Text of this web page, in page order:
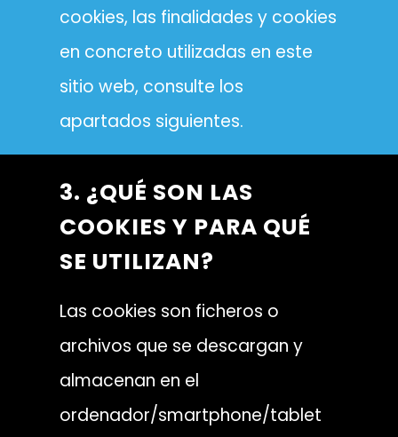
cookies, las finalidades y cookies
en concreto utilizadas en este
sitio web, consulte los
apartados siguientes.
3. ¿QUÉ SON LAS
COOKIES Y PARA QUÉ
SE UTILIZAN?
Las cookies son ficheros o
archivos que se descargan y
almacenan en el
ordenador/smartphone/tablet